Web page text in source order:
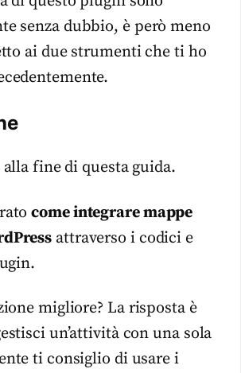
senza dubbio, è però meno
ai due strumenti che ti ho
fine di questa guida.
come integrare mappe
attraverso i codici e
migliore? La risposta è
un’attività con una sola
ti consiglio di usare i